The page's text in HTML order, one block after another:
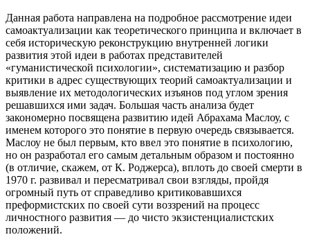
Данная работа направлена на подробное рассмотрение идеи
самоактуализации как теоретического принципа и включает в
себя историческую реконструкцию внутренней логики
развития этой идеи в работах представителей
«гуманистической психологии», систематизацию и разбор
критики в адрес существующих теорий самоактуализации и
выявление их методологических изъянов под углом зрения
решавшихся ими задач. Большая часть анализа будет
закономерно посвящена развитию идей Абрахама Маслоу, с
именем которого это понятие в первую очередь связывается.
Маслоу не был первым, кто ввел это понятие в психологию,
но он разработал его самым детальным образом и постоянно
(в отличие, скажем, от К. Роджерса), вплоть до своей смерти в
1970 г. развивал и пересматривал свои взгляды, пройдя
огромный путь от справедливо критиковавшихся
преформистских по своей сути воззрений на процесс
личностного развития — до чисто экзистенциалистских
положений.